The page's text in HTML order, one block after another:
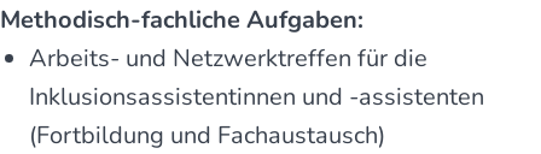
Methodisch-fachliche Aufgaben:
Arbeits- und Netzwerktreffen für die
Inklusionsassistentinnen und -assistenten
(Fortbildung und Fachaustausch)